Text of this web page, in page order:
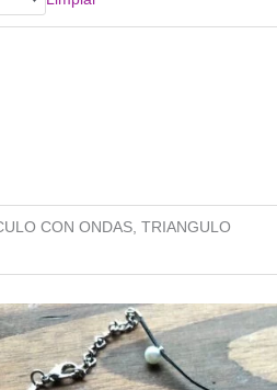
CON ONDAS, TRIANGULO